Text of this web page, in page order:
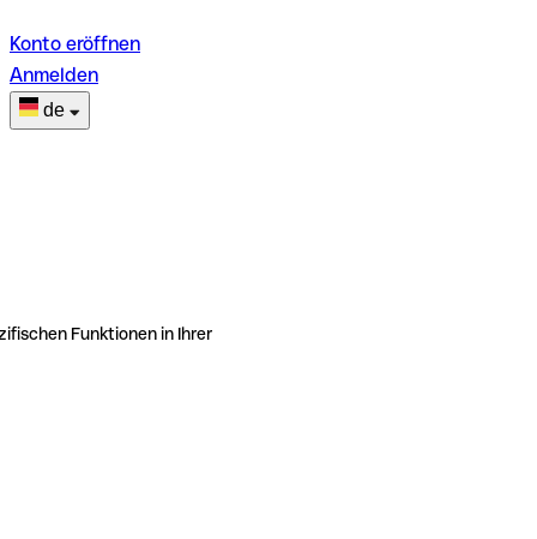
Konto eröffnen
Anmelden
de
Funktionen in Ihrer